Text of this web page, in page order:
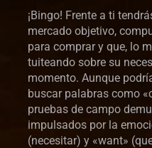
¡Bingo! Frente a ti
mercado objetivo,
para comprar y que, lo
tuiteando sobre su
momento. Aunque
buscar palabras como
pruebas de campo
impulsados por la
(necesitar) y «want»